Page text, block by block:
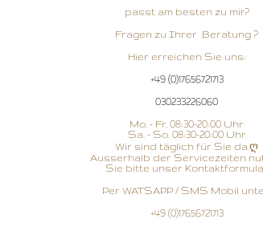
passt am besten zu mir?
Fragen zu Ihrer Beratung ?
Hier erreichen Sie uns:
+49 (0)17656721713
030233226060
Mo. - Fr. 08:30-20:00 Uhr
Sa. - So. 08:30-20:00 Uhr
Wir sind täglich für Sie da.ღ
Ausserhalb der Servicezeiten
Sie bitte unser
Per WATSAPP / SMS Mobil
+49 (0)17656721713